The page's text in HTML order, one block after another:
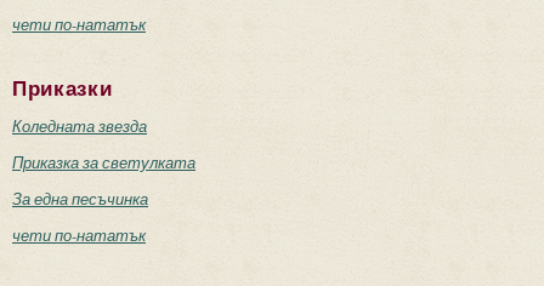
чети по-нататък
Приказки
Коледната звезда
Приказка за светулката
За една песъчинка
чети по-нататък